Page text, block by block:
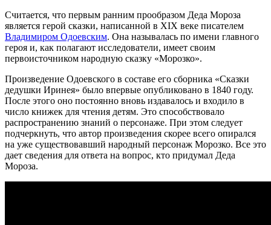
Считается, что первым ранним прообразом Деда Мороза
является герой сказки, написанной в XIX веке писателем
Владимиром Одоевским. Она называлась по имени главного
героя и, как полагают исследователи, имеет своим
первоисточником народную сказку «Морозко».
Произведение Одоевского в составе его сборника «Сказки
дедушки Иринея» было впервые опубликовано в 1840 году.
После этого оно постоянно вновь издавалось и входило в
число книжек для чтения детям. Это способствовало
распространению знаний о персонаже. При этом следует
подчеркнуть, что автор произведения скорее всего опирался
на уже существовавший народный персонаж Морозко. Все это
дает сведения для ответа на вопрос, кто придумал Деда
Мороза.